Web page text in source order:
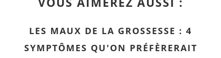
LES MAUX DE LA GROSSESSE : 4
SYMPTÔMES QU'ON PRÉFÈRERAIT